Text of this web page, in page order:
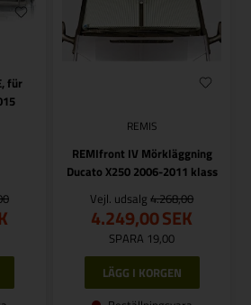
für
REMIS
REMIfront IV Mörkläggning
Ducato X250 2006-2011 klass
Vejl. udsalg4.268,00
4.249,00SEK
SPARA 19,00